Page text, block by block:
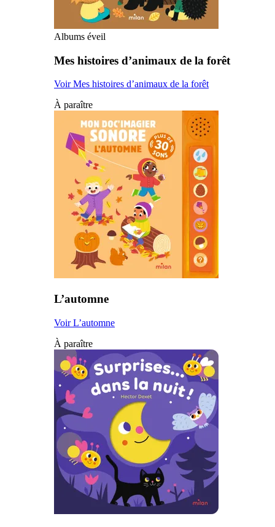
Albums éveil
Mes histoires d’animaux de la forêt
Voir Mes histoires d’animaux de la forêt
À paraître
L’automne
Voir L’automne
À paraître